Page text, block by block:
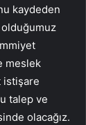
kaydeden
olduğumuz
meslek
istişare
talep ve
olacağız.